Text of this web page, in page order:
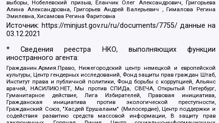
выборы, Нобелевский призыв, Еланчик Олег Александрович, Григорьева
Алина Александровна, Григорьев Андрей Валерьевич , Гималова Регина
Эмилевна, Хисамова Регина Фаритовна
Источник: https://minjust.gov.ru/ru/documents/7755/ данные на
03.12.2021
* Сведения реестра НКО, выполняющих функции
иностранного агента:
Гражданин.Армия.Право, Нижегородский центр немецкой и европейской
культуры, Центр гендерных исследований, Фонд защиты прав граждан Штаб,
Институт права и публичной политики, Фонд борьбы с коррупцией, Альянс
врачей, НАСИЛИЮ.НЕТ, Мы против СПИДа, СВЕЧА, Открытый Петербург,
Гуманитарное действие, Лига Избирателей, Правовая инициатива,
Гражданская инициатива против экологической преступности,
Гражданский Союз, "Хасдей Ерушалаим" (Милосердие), Центр поддержки и
содействия развитию средств массовой информации, В защиту прав